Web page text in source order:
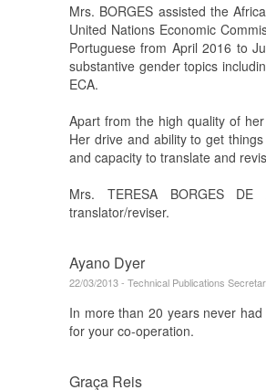
Mrs. BORGES assisted the
United Nations Economic
Portuguese from April 2016 to
substantive gender topics
ECA.
Apart from the high quality of
Her drive and ability to get
and capacity to translate and
Mrs. TERESA BORGES
translator/reviser.
Ayano Dyer
22/03/2013 - Technical Publications
In more than 20 years never
for your co-operation.
Graça Reis